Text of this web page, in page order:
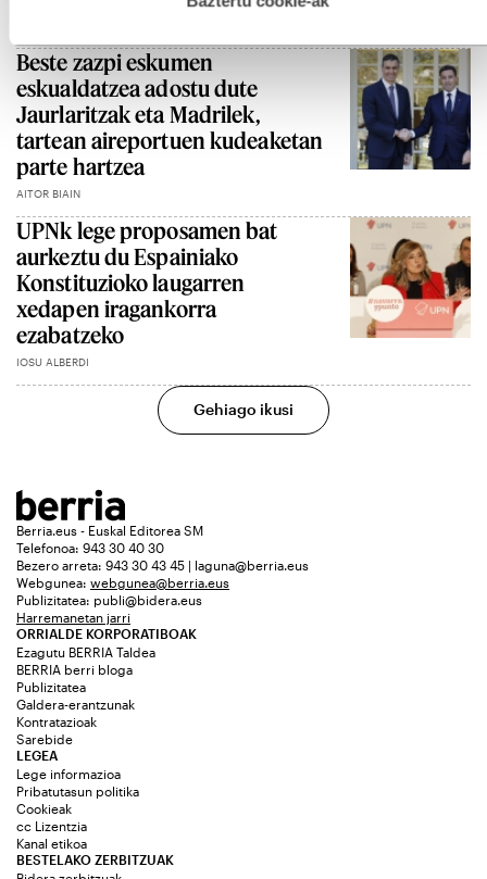
Beste zazpi eskumen
eskualdatzea adostu dute
Jaurlaritzak eta Madrilek,
tartean aireportuen kudeaketan
parte hartzea
AITOR BIAIN
UPNk lege proposamen bat
aurkeztu du Espainiako
Konstituzioko laugarren
xedapen iragankorra
ezabatzeko
IOSU ALBERDI
Gehiago ikusi
Berria.eus - Euskal Editorea SM
Telefonoa: 943 30 40 30
Bezero arreta: 943 30 43 45 | laguna@berria.eus
Webgunea: webgunea@berria.eus
Publizitatea: publi@bidera.eus
Harremanetan jarri
ORRIALDE KORPORATIBOAK
Ezagutu BERRIA Taldea
BERRIA berri bloga
Publizitatea
Galdera-erantzunak
Kontratazioak
Sarebide
LEGEA
Lege informazioa
Pribatutasun politika
Cookieak
cc Lizentzia
Kanal etikoa
BESTELAKO ZERBITZUAK